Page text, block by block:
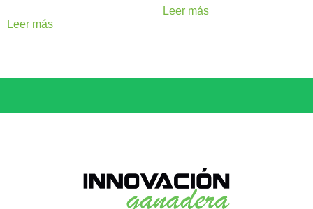
Leer más
Leer más